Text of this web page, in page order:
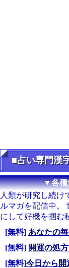
■占い専門漢
▼各種
人類が研究し続け
ルマガを配信中。
にして好機を掴む
[無料] あなたの
[無料] 開運の処
[無料]今日から開